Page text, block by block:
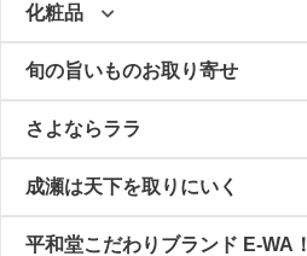
化粧品
旬の旨いものお取り寄せ
さよならララ
成瀬は天下を取りにいく
平和堂こだわりブランド E-WA！